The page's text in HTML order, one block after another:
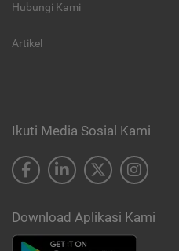
Hubungi Kami
Artikel
Ikuti Media Sosial Kami
Download Aplikasi Kami